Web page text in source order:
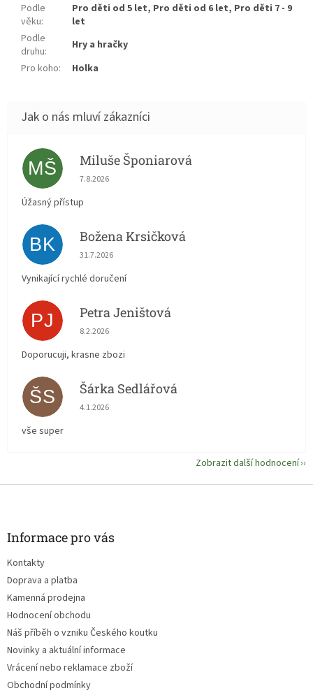
Podle
věku:
Pro děti od 5 let, Pro děti od 6 let, Pro děti 7 - 9
let
Podle
druhu:
Hry a hračky
Pro koho: Holka
MŠ Miluše Šponiarová
Hodnocení obchodu je 5 z 5 hvězdiček.
7.8.2026
Úžasný přístup
BK Božena Krsičková
Hodnocení obchodu je 5 z 5 hvězdiček.
31.7.2026
Vynikající rychlé doručení
PJ Petra Jeništová
Hodnocení obchodu je 5 z 5 hvězdiček.
8.2.2026
Doporucuji, krasne zbozi
ŠS Šárka Sedlářová
Hodnocení obchodu je 5 z 5 hvězdiček.
4.1.2026
vše super
Zobrazit další hodnocení
Z
Informace pro vás
Kontakty
Doprava a platba
Kamenná prodejna
Hodnocení obchodu
Náš příběh o vzniku Českého koutku
Novinky a aktuální informace
Vrácení nebo reklamace zboží
Obchodní podmínky